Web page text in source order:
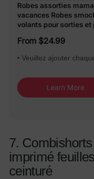
Robes assorties
vacances Robes
volants pour sorties
From $24.99
• Veuillez ajouter
Learn More
7.
imprimé
ceinturé